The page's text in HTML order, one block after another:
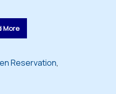
More
Reservation